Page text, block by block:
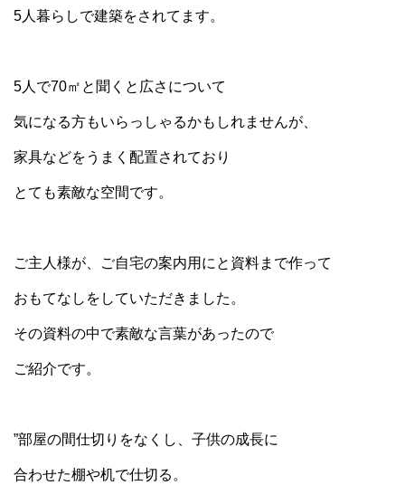
5人暮らしで建築をされてます。
5人で70㎡と聞くと広さについて
気になる方もいらっしゃるかもしれませんが、
家具などをうまく配置されており
とても素敵な空間です。
ご主人様が、ご自宅の案内用にと資料まで作って
おもてなしをしていただきました。
その資料の中で素敵な言葉があったので
ご紹介です。
”部屋の間仕切りをなくし、子供の成長に
合わせた棚や机で仕切る。